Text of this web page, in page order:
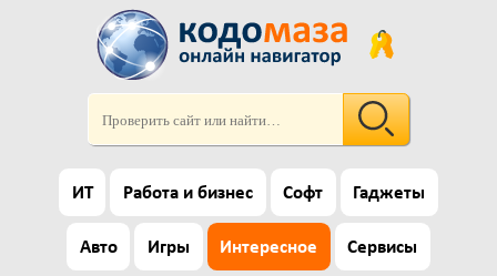
ИТ Работа и бизнес Софт Гаджеты
Авто Игры Интересное Сервисы